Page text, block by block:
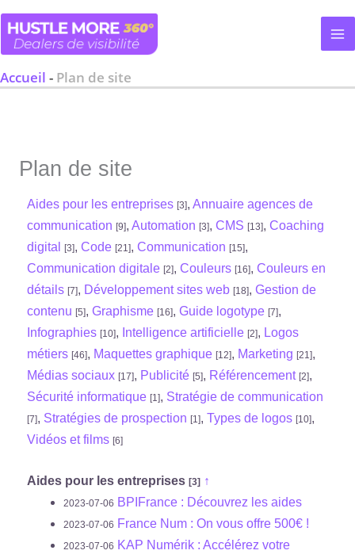
au
contenu
Accueil - Plan de site
Plan de site
Aides pour les entreprises [3], Annuaire agences de
communication [9], Automation [3], CMS [13], Coaching
digital
[3], Code [21], Communication [15],
Communication digitale [2], Couleurs [16], Couleurs en
détails [7], Développement sites web [18], Gestion de
contenu [5], Graphisme [16], Guide logotype [7],
Infographies [10], Intelligence artificielle [2], Logos
métiers [46], Maquettes graphique [12], Marketing [21],
Médias sociaux [17], Publicité [5], Référencement [2],
Sécurité informatique [1], Stratégie de communication
[7], Stratégies de prospection [1], Types de logos [10],
Vidéos et films [6]
Aides pour les entreprises [3] ↑
2023-07-06 BPIFrance : Découvrez les aides
2023-07-06 France Num : On vous offre 500€ !
2023-07-06 KAP Numérik : Accélérez votre